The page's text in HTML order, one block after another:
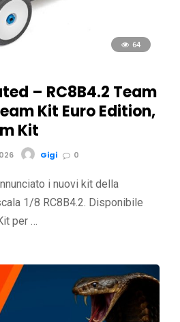
64
– RC8B4.2 Team
Kit Euro Edition,
Kit
Gigi 0
i nuovi kit della
1/8 RC8B4.2. Disponibile
per …